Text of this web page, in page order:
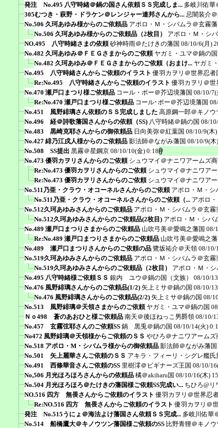
発注 No.495 八守時緒＠鍋の国さん依頼ＳＳ完成しま... 多岐川佑華
305むつき・萩野・ドラケン＠レンジャー連邦さんから... 忌闇装介
No.506 久珂あゆみ様からのご依頼品 アポロ・Ｍ・シバムラ＠玄霧
No.506 久珂あゆみ様からのご依頼品（2枚目）
アポロ・Ｍ・シ
NO.495 八守時緒さまの依頼 砂神時雨＠たけきの藩国 08/10/6(月)
No.482 久珂あゆみ＠ＦＥＧさまからのご依頼 ヤガミ・ユマ＠鍋の国
No.482 久珂あゆみ＠ＦＥＧさまからのご依頼（おまけ... ヤガミ
No.495 八守時緒さんからご依頼のイラスト 優羽カヲリ＠世界忍者
Re:No.495 八守時緒さんからご依頼のイラスト 優羽カヲリ＠世
No.470 瀬戸口まつり様ご依頼品 コール・ポー＠芥辺境藩国 08/10/7(
Re:No.470 瀬戸口まつり様ご依頼品 コール･ポー＠芥辺境藩国
No.451 風野緋璃さん依頼のＳＳ完成しました 高原鋼一郎＠キノウ
No.496 経＠詩歌藩国さんからの依頼（SS) 八守時緒＠鍋の国 08/
No.483 黒崎克耶さんからの御依頼品 日向美弥＠紅葉国 08/10/9(木
No.427 緋乃江戌人様からのご依頼品 影法師＠ながみ藩国 08/10/9(木
No.508 SS提出 黒霧＠星鋼京 08/10/10(金) 0:18
No.473 優羽カヲリさんからのご依頼 シュウマイ＠ナニワアームズ
Re:No.473 優羽カヲリさんからのご依頼 シュウマイ＠ナニワア
Re:No.473 優羽カヲリさんからのご依頼 シュウマイ＠ナニワア
No.511乃亜・クラウ・オコーネルさんからのご依頼 アポロ・Ｍ・シ
No.511乃亜・クラウ・オコーネルさんからのご依頼（... アポロ
No.512久珂あゆみさんからのご依頼品 アポロ・Ｍ・シバムラ＠玄霧
No.512久珂あゆみさんからのご依頼品(2枚目) アポロ・Ｍ・シバ
No.489 瀬戸口まつりさまからのご依頼品 山吹弓美＠愛鳴之藩国 08/
Re:No.489 瀬戸口まつりさまからのご依頼品 山吹弓美＠愛鳴之
No.489 瀬戸口まつりさんからのご依頼の品 鷺坂祐介＠天領 08/10/
No.519久珂あゆみさんからのご依頼品 アポロ・Ｍ・シバムラ＠玄霧
No.519久珂あゆみさんからのご依頼品（2枚目）
アポロ・Ｍ・
No.495 八守時緒様ご依頼ＳＳ 銀内 ユウ＠鍋の国（文族）
08/10/
No.476 風野緋璃さんからのご依頼品(1/2) 矢上ミサ＠鍋の国 08/10/
No.476 風野緋璃さんからのご依頼品(2/2) 矢上ミサ＠鍋の国 08/
No.513 風野緋璃＠天領さまからのご依頼 ヤガミ・ユマ＠鍋の国
Ｎｏ498 蒼のあおひと様ご依頼品 南天＠後ほねっこ男爵領 08/10/
No.457 玄霧弦耶さんのご依頼SS 鍋 黒兎＠鍋の国 08/10/14(火)
No472 風野緋璃＠天領様からご依頼のＳＳ やひろ＠ナニワアームズ
No.518 アポロ・M・シバムラ様からの御依頼品 影法師＠ながみ藩国
No.501 矢上麗華さんご依頼のＳＳ アキラ・フィーリ・シグレ艦氏
No.491 西條華音さんご依頼のSS 里樹澪＠ビギナーズ王国 08/10/
No,506 月光ほろほろさんからの依頼品 橘＠akiharu国 08/10/16(木)
No.504 月光ほろほろ＠たけきの藩国様ご依頼SS完成い... ちひろ@リ
NO.516 四方 無畏さんからご依頼のイラスト 優羽カヲリ＠世界忍
Re:NO.516 四方 無畏さんからご依頼のイラスト 優羽カヲリ＠
発注 No.515うにょ＠海法よけ藩国さん依頼ＳＳ完成... 多岐川佑華
No.514 船橋鷹大＠キノウツン藩国様ご依頼のSS 比野青狸＠キノ